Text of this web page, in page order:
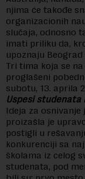
njima će takođe
organizacionih
slučaja, odnosno
imati priliku da,
upoznaju
Tri tima koja se
proglašeni
subotu, 13. aprila
Uspesi studenata
Ideja za
proizašla je
postigli u
konkurenciji sa
školama iz celog
studenata, pod